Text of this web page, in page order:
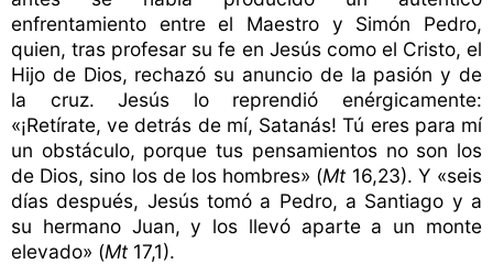
enfrentamiento entre el Maestro y Simón Pedro,
quien, tras profesar su fe en Jesús como el Cristo, el
Hijo de Dios, rechazó su anuncio de la pasión y de
la cruz. Jesús lo reprendió enérgicamente:
«¡Retírate, ve detrás de mí, Satanás! Tú eres para mí
un obstáculo, porque tus pensamientos no son los
de Dios, sino los de los hombres» (Mt 16,23). Y «seis
días después, Jesús tomó a Pedro, a Santiago y a
su hermano Juan, y los llevó aparte a un monte
elevado» (Mt 17,1).